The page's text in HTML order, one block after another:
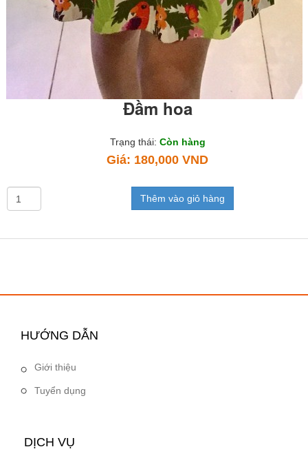
Đầm hoa
Trạng thái: Còn hàng
Giá: 180,000 VND
Thêm vào giỏ hàng
HƯỚNG DẪN
Giới thiệu
Tuyển dụng
DỊCH VỤ